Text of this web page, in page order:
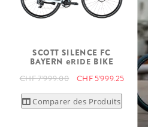
SCOTT SILENCE FC
BAYERN eRIDE BIKE
CHF 7’999.00 CHF 5’999.25
Comparer des Produits